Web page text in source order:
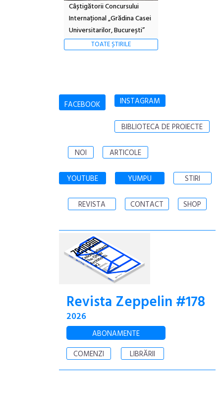
Câștigătorii Concursului
Internațional „Grădina Casei
Universitarilor, București”
TOATE ȘTIRILE
FACEBOOK INSTAGRAM
BIBLIOTECA DE PROIECTE
NOI ARTICOLE
YOUTUBE YUMPU STIRI
REVISTA CONTACT SHOP
Revista Zeppelin #178
2026
ABONAMENTE
COMENZI
LIBRĂRII